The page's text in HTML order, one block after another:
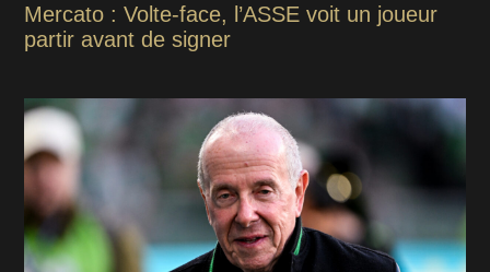
Mercato : Volte-face, l’ASSE voit un joueur
partir avant de signer